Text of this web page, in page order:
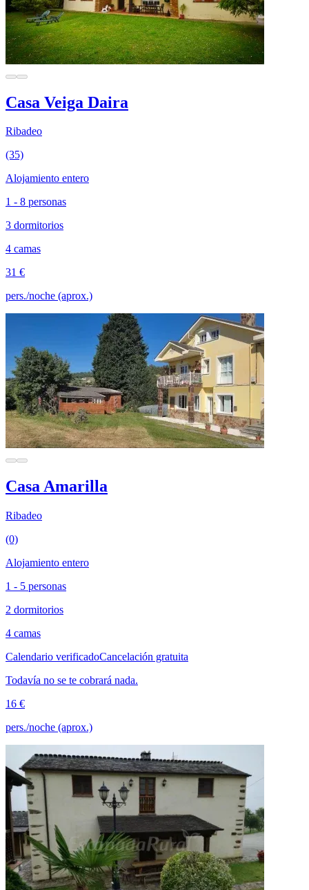
Casa Veiga Daira
Ribadeo
(35)
Alojamiento entero
1 - 8 personas
3 dormitorios
4 camas
31 €
pers./noche (aprox.)
Casa Amarilla
Ribadeo
(0)
Alojamiento entero
1 - 5 personas
2 dormitorios
4 camas
Calendario verificadoCancelación gratuita
Todavía no se te cobrará nada.
16 €
pers./noche (aprox.)